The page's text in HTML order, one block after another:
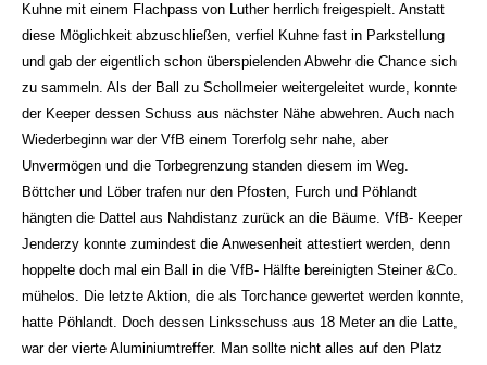
Kuhne mit einem Flachpass von Luther herrlich freigespielt. Anstatt
diese Möglichkeit abzuschließen, verfiel Kuhne fast in Parkstellung
und gab der eigentlich schon überspielenden Abwehr die Chance sich
zu sammeln. Als der Ball zu Schollmeier weitergeleitet wurde, konnte
der Keeper dessen Schuss aus nächster Nähe abwehren. Auch nach
Wiederbeginn war der VfB einem Torerfolg sehr nahe, aber
Unvermögen und die Torbegrenzung standen diesem im Weg.
Böttcher und Löber trafen nur den Pfosten, Furch und Pöhlandt
hängten die Dattel aus Nahdistanz zurück an die Bäume. VfB- Keeper
Jenderzy konnte zumindest die Anwesenheit attestiert werden, denn
hoppelte doch mal ein Ball in die VfB- Hälfte bereinigten Steiner &Co.
mühelos. Die letzte Aktion, die als Torchance gewertet werden konnte,
hatte Pöhlandt. Doch dessen Linksschuss aus 18 Meter an die Latte,
war der vierte Aluminiumtreffer. Man sollte nicht alles auf den Platz